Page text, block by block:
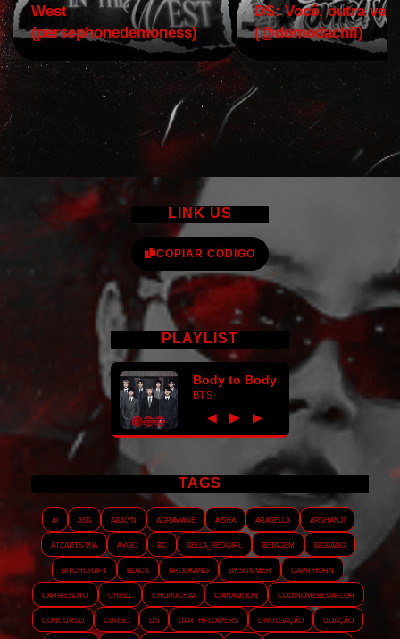
West
(persephonedemoness)
DS: Você, outra vez!
(@domodachii)
LINK US
COPIAR CÓDIGO
PLAYLIST
Body to Body
BTS
◀ ► ▶
TAGS
AI ASS Abalyn Agraviane Aisha Arabella
Arshanji
Atzarts Mia
Aviso BC Bella_RedGirl Betagem
Bigbang
Bitchcraft
Black Brookang By.summer
Caprihorn
Carriesoto
Cheill Chopuchai Cianamoon
Codinomebeijaflor
Concurso
Curso DS Darthflowers Divulgação
Doação